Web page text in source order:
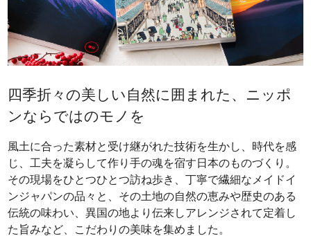
四季折々の美しい自然に囲まれた、ニッポ
ンならではのモノを
風土に合った素材と受け継がれた技術を生かし、時代を感
じ、工夫を凝らして作り手の魂を宿す日本のものづくり。
その現場をひとつひとつ訪ね歩き、丁寧で繊細なメイドイ
ンジャパンの品々と、その土地の自然の恵みや歴史のある
伝統の味わい、異国の地より伝来しアレンジされて定着し
た旨みなど、こだわりの美味を集めました。